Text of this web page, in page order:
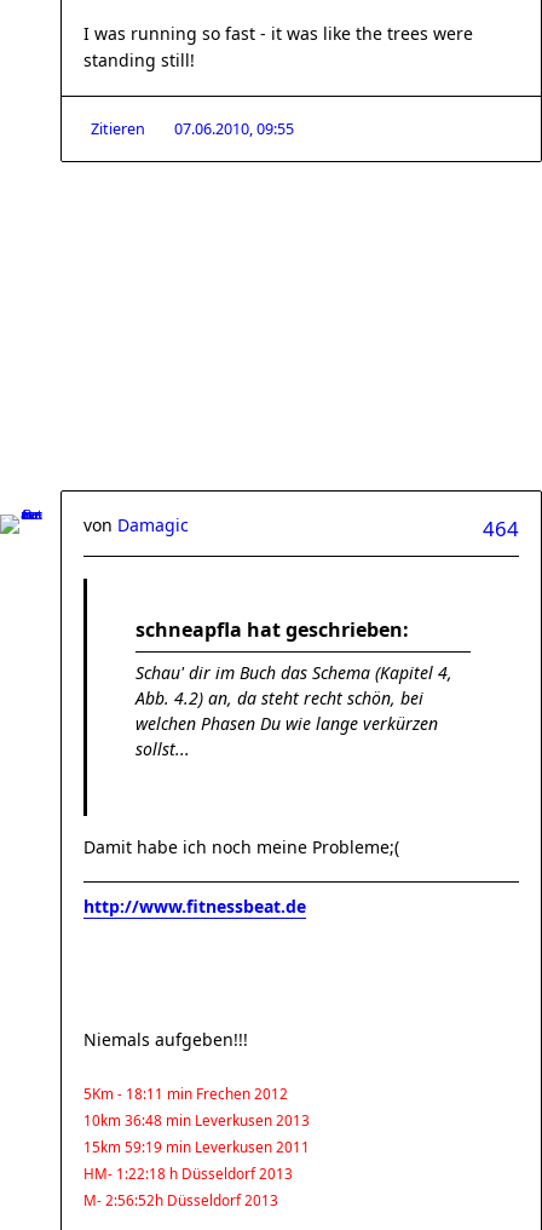
I was running so fast - it was like the trees were
standing still!
Zitieren 07.06.2010, 09:55
464
von Damagic
schneapfla hat geschrieben:
Schau' dir im Buch das Schema (Kapitel 4,
Abb. 4.2) an, da steht recht schön, bei
welchen Phasen Du wie lange verkürzen
sollst...
Damit habe ich noch meine Probleme;(
http://www.fitnessbeat.de
Niemals aufgeben!!!
5Km - 18:11 min Frechen 2012
10km 36:48 min Leverkusen 2013
15km 59:19 min Leverkusen 2011
HM- 1:22:18 h Düsseldorf 2013
M- 2:56:52h Düsseldorf 2013